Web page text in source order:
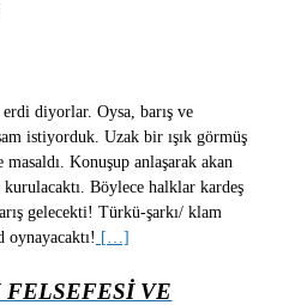
diyorlar. Oysa, barış ve
istiyorduk. Uzak bir ışık görmüş
Konuşup anlaşarak akan
Böylece halklar kardeş
gelecekti! Türkü-şarkı/ klam
oynayacaktı! […]
VE